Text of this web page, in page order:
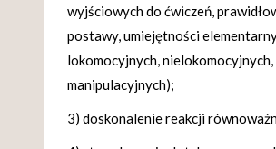
wyjściowych do ćwiczeń,
postawy, umiejętności
lokomocyjnych, nielokomocyjnych,
manipulacyjnych);
3) doskonalenie reakcji